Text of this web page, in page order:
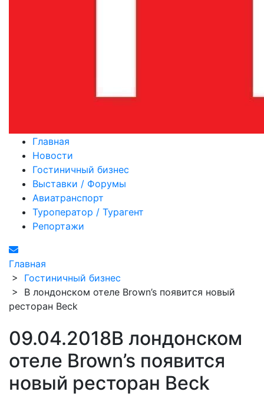
Главная
Новости
Гостиничный бизнес
Выставки / Форумы
Авиатранспорт
Туроператор / Турагент
Репортажи
Главная
> Гостиничный бизнес
> В лондонском отеле Brown’s появится новый
ресторан Beck
09.04.2018В лондонском
отеле Brown’s появится
новый ресторан Beck